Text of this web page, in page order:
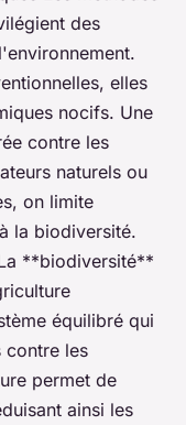
des
elles
nocifs. Une
contre les
naturels ou
on limite
la biodiversité.
**biodiversité**
équilibré qui
contre les
permet de
ainsi les